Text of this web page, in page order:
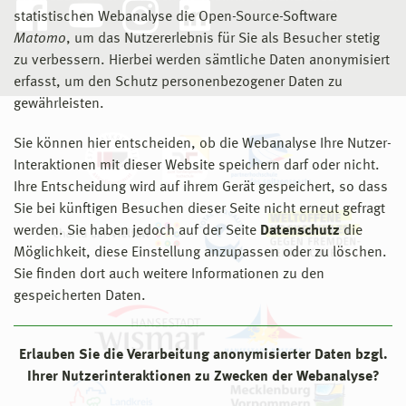
statistischen Webanalyse die Open-Source-Software
Matomo, um das Nutzererlebnis für Sie als Besucher stetig
zu verbessern. Hierbei werden sämtliche Daten anonymisiert
erfasst, um den Schutz personenbezogener Daten zu
gewährleisten.
Sie können hier entscheiden, ob die Webanalyse Ihre Nutzer-
Interaktionen mit dieser Website speichern darf oder nicht.
Ihre Entscheidung wird auf ihrem Gerät gespeichert, so dass
Sie bei künftigen Besuchen dieser Seite nicht erneut gefragt
werden. Sie haben jedoch auf der Seite Datenschutz die
Möglichkeit, diese Einstellung anzupassen oder zu löschen.
Sie finden dort auch weitere Informationen zu den
gespeicherten Daten.
Erlauben Sie die Verarbeitung anonymisierter Daten bzgl.
Ihrer Nutzerinteraktionen zu Zwecken der Webanalyse?